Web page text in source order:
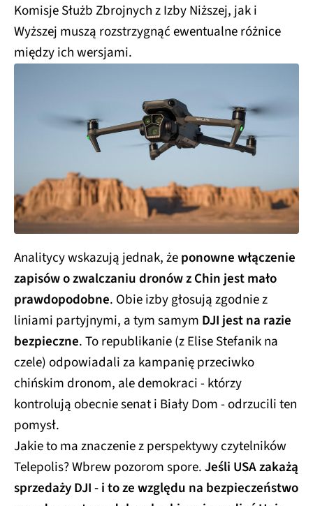
Komisje Służb Zbrojnych z Izby Niższej, jak i
Wyższej muszą rozstrzygnąć ewentualne różnice
między ich wersjami.
Analitycy wskazują jednak, żeponowne włączenie
zapisów o zwalczaniu dronów z Chin jest mało
prawdopodobne. Obie izby głosują zgodnie z
liniami partyjnymi, a tym samym DJI jest na razie
bezpieczne. To republikanie (z Elise Stefanik na
czele) odpowiadali za kampanię przeciwko
chińskim dronom, ale demokraci - którzy
kontrolują obecnie senat i Biały Dom - odrzucili ten
pomysł.
Jakie to ma znaczenie z perspektywy czytelników
Telepolis? Wbrew pozorom spore.Jeśli USA zakażą
sprzedaży DJI - i to ze względu na bezpieczeństwo